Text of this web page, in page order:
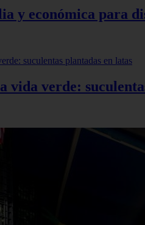
y económica para
vida verde: